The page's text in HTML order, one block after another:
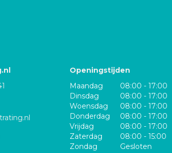
Openingstijden
Maandag
08:00 - 17:00
Dinsdag
08:00 - 17:00
Woensdag
08:00 - 17:00
Donderdag
08:00 - 17:00
Vrijdag
08:00 - 17:00
Zaterdag
08:00 - 15:00
Zondag
Gesloten